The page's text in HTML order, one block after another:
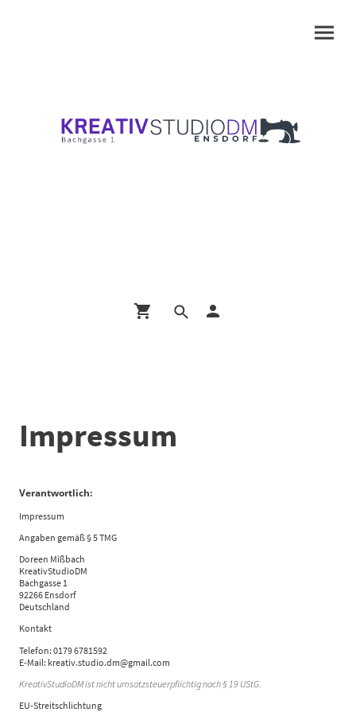
Impressum
Verantwortlich:
Impressum
Angaben gemäß § 5 TMG
Doreen Mißbach
KreativStudioDM
Bachgasse 1
92266 Ensdorf
Deutschland
Kontakt
Telefon: 0179 6781592
E-Mail: kreativ.studio.dm@gmail.com
KreativStudioDM ist nicht umsatzsteuerpflichtig nach § 19 UStG.
EU-Streitschlichtung